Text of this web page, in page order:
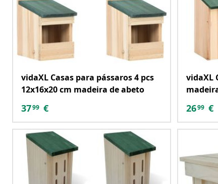
vidaXL Casas para pássaros 4 pcs
12x16x20 cm madeira de abeto
3799 €
vidaXL
2699 €